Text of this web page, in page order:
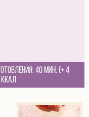
40 мин. (+ 4